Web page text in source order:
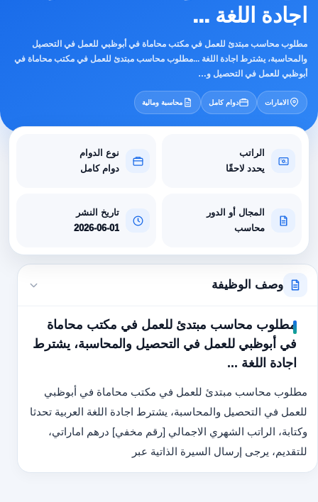
اجادة اللغة ...
مطلوب محاسب مبتدئ للعمل في مكتب محاماة في أبوظبي للعمل في التحصيل
والمحاسبة، يشترط اجادة اللغة ...مطلوب محاسب مبتدئ للعمل في مكتب محاماة في
أبوظبي للعمل في التحصيل و…
الامارات دوام كامل محاسبة ومالية
الراتب
يحدد لاحقًا
نوع الدوام
دوام كامل
المجال أو الدور
محاسب
تاريخ النشر
2026-06-01
وصف الوظيفة
مطلوب محاسب مبتدئ للعمل في مكتب محاماة
في أبوظبي للعمل في التحصيل والمحاسبة، يشترط
اجادة اللغة ...
مطلوب محاسب مبتدئ للعمل في مكتب محاماة في أبوظبي
للعمل في التحصيل والمحاسبة، يشترط اجادة اللغة العربية تحدثا
وكتابة، الراتب الشهري الاجمالي [رقم مخفي] درهم اماراتي،
للتقديم، يرجى إرسال السيرة الذاتية عبر